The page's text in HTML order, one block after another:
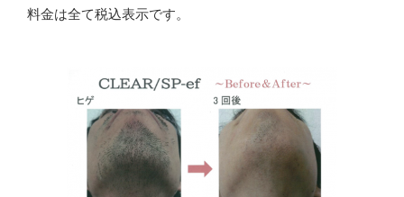
料金は全て税込表示です。